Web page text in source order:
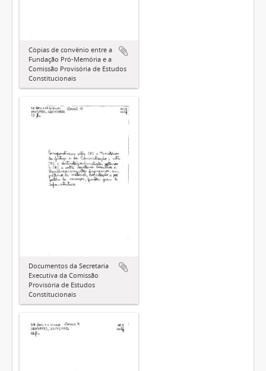
Cópias de convênio entre a
Fundação Pró-Memória e a
Comissão Provisória de Estudos
Constitucionais
Documentos da Secretaria
Executiva da Comissão
Provisória de Estudos
Constitucionais